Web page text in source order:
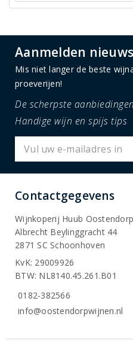
Aanmelden
Mis niet langer de beste
proeverijen!
De scherpste aanbiedingen
Handige wijn en spijs tips
Contactgegevens
Wijnkoperij Huub Oostendorp
Albrecht Beylinggracht 44
2871 SC Schoonhoven
KvK: 29009926
BTW: NL8140.45.261.B01
0182-382566
info@oostendorpwijnen.nl